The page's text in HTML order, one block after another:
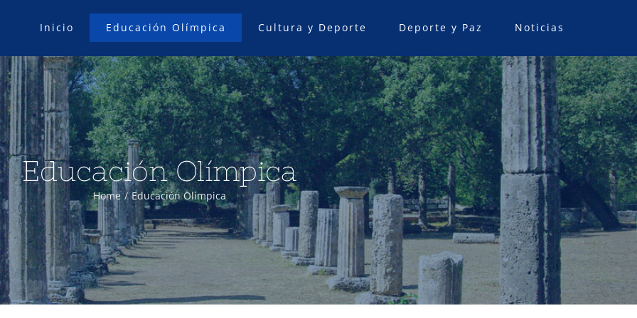
Inicio Educación Olímpica Cultura y Deporte Deporte y Paz Noticias
Educación Olímpica
Home / Educación Olímpica